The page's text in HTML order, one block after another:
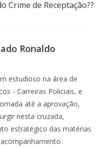
Crime de Receptação??
Ronaldo
estudioso na área de
- Carreiras Policiais, e
até a aprovação,
nesta cruzada,
estratégico das matérias